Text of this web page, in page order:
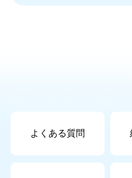
よくある質問